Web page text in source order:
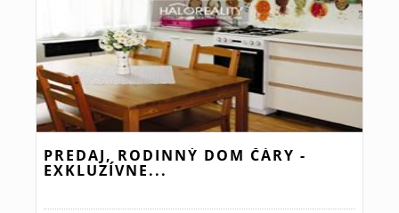
PREDAJ, RODINNÝ DOM ČÁRY -
EXKLUZÍVNE...